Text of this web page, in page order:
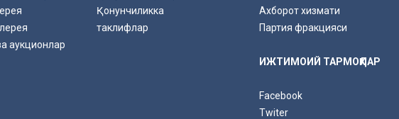
аукционлар
Қонунчиликка
таклифлар
Ахборот хизмати
Партия фракцияси
ИЖТИМОИЙ ТАРМОҚЛАР
Facebook
Twiter